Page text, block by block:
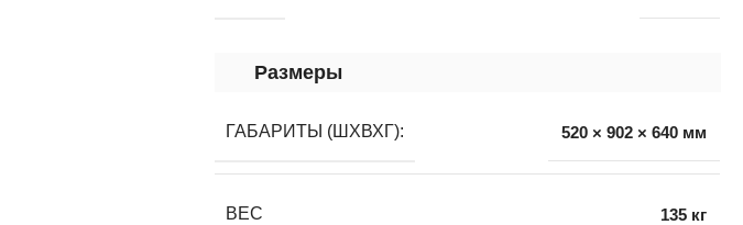
Размеры
ГАБАРИТЫ (ШХВХГ): 520 × 902 × 640 мм
ВЕС 135 кг